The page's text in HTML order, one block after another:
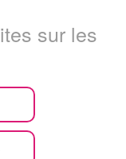
sur les